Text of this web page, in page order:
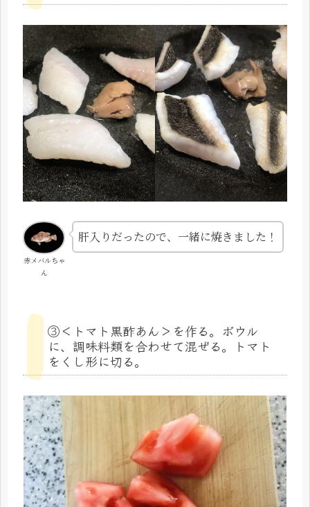
赤メバルちゃ
ん
肝入りだったので、一緒に焼きました！
③＜トマト黒酢あん＞を作る。ボウル
に、調味料類を合わせて混ぜる。トマト
をくし形に切る。